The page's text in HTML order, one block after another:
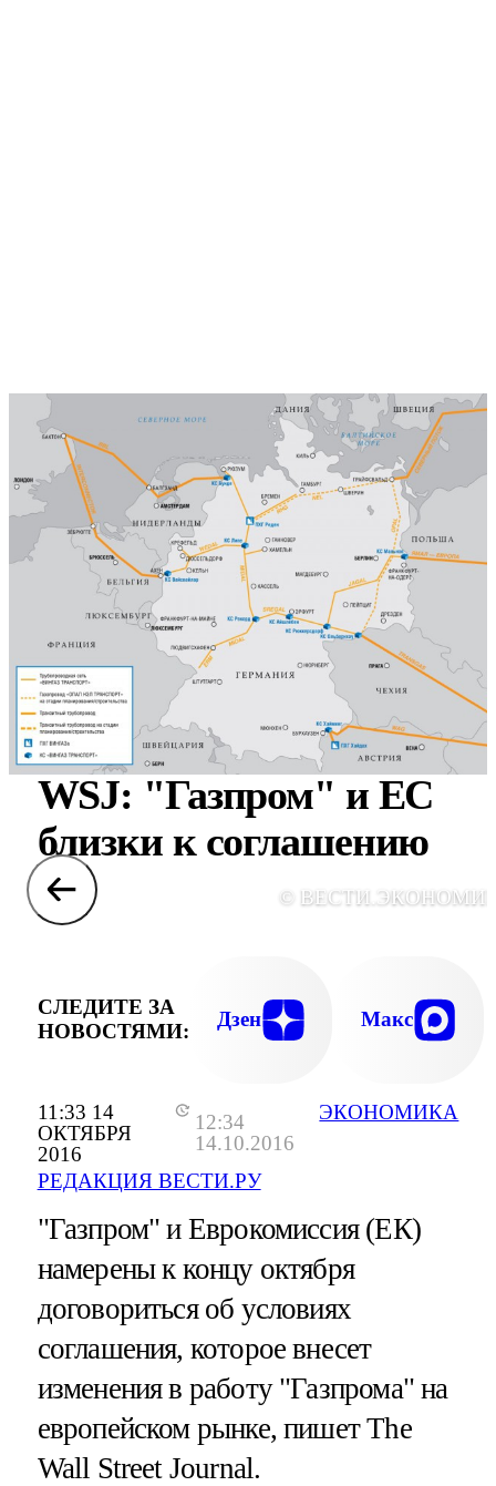
11:33 14
ОКТЯБРЯ
2016
12:34
14.10.2016
РЕДАКЦИЯ ВЕСТИ.РУ
ЭКОНОМИКА
WSJ: "Газпром" и ЕС
близки к соглашению
©
СЛЕДИТЕ ЗА
НОВОСТЯМИ:
Дзен Макс
"Газпром" и Еврокомиссия (ЕК)
намерены к концу октября
договориться об условиях
соглашения, которое внесет
изменения в работу "Газпрома" на
европейском рынке, пишет The
Wall Street Journal.